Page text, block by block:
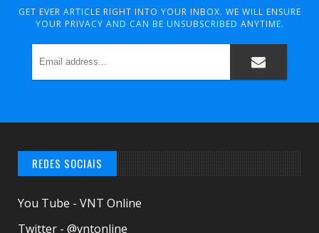
GET EVER ARTICLE RIGHT INTO YOUR INBOX. WE WILL ENSURE
YOUR PRIVACY AND CAN BE UNSUBSCRIBED ANYTIME.
REDES SOCIAIS
You Tube - VNT Online
Twitter - @vntonline